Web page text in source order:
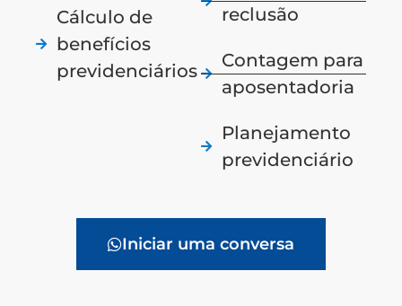
Cálculo de
benefícios
previdenciários
reclusão
Contagem para
aposentadoria
Planejamento
previdenciário
Iniciar uma conversa